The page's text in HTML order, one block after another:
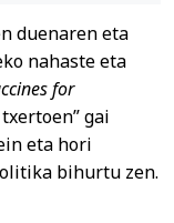
duenaren eta
nahaste eta
for
gai
eta hori
bihurtu zen.